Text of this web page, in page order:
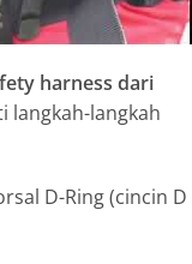
harness dari
langkah-langkah
D-Ring (cincin D